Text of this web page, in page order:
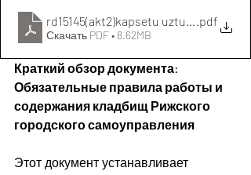
rd15145(akt2)kapsetu uzturesanas
.pdf
Скачать PDF • 8.62MB
Краткий обзор документа:
Обязательные правила работы и
содержания кладбищ Рижского
городского самоуправления
Этот документ устанавливает